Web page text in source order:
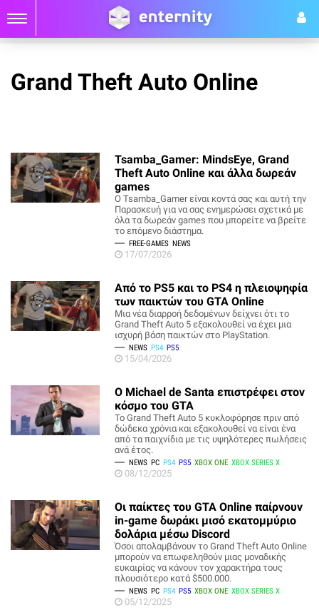
Grand Theft Auto Online
Tsamba_Gamer: MindsEye, Grand
Theft Auto Online και άλλα δωρεάν
games
O Tsamba_Gamer είναι κοντά σας και αυτή την
Παρασκευή για να σας ενημερώσει σχετικά με
όλα τα δωρεάν games που μπορείτε να βρείτε
το επόμενο διάστημα.
FREE-GAMES NEWS
17/07/2026
Από το PS5 και το PS4 η πλειοψηφία
των παικτών του GTA Online
Μια νέα διαρροή δεδομένων δείχνει ότι το
Grand Theft Auto 5 εξακολουθεί να έχει μια
ισχυρή βάση παικτών στο PlayStation.
NEWS PS4 PS5
15/04/2026
Ο Michael de Santa επιστρέφει στον
κόσμο του GTA
Το Grand Theft Auto 5 κυκλοφόρησε πριν από
δώδεκα χρόνια και εξακολουθεί να είναι ένα
από τα παιχνίδια με τις υψηλότερες πωλήσεις
ανά έτος.
NEWS PC PS4 PS5 XBOX ONE XBOX SERIES X
08/12/2025
Οι παίκτες του GTA Online παίρνουν
in-game δωράκι μισό εκατομμύριο
δολάρια μέσω Discord
Όσοι απολαμβάνουν το Grand Theft Auto Online
μπορούν να επωφεληθούν μιας μοναδικής
ευκαιρίας να κάνουν τον χαρακτήρα τους
πλουσιότερο κατά $500.000.
NEWS PC PS4 PS5 XBOX ONE XBOX SERIES X
05/12/2025